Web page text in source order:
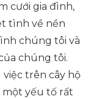
cưới gia đình,
tình về nền
chúng tôi và
chúng tôi.
việc trên cây hộ
một yếu tố rất